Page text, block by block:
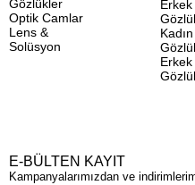
Gözlükler
Optik Camlar
Lens &
Solüsyon
E-BÜLTEN KAYIT
Kampanyalarımızdan ve